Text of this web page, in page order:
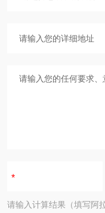
请输入计算结果（填写阿